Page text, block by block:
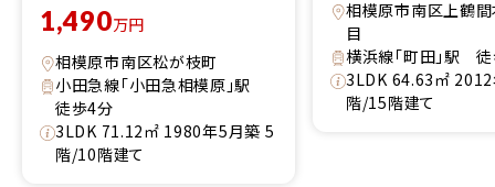
1,490万円
相模原市南区松が枝町
小田急線「小田急相模原」駅
徒歩4分
3LDK 71.12㎡ 1980年5月築 5
階/10階建て
相模原市南区上鶴間
目
横浜線「町田」駅
3LDK 64.63㎡
階/15階建て